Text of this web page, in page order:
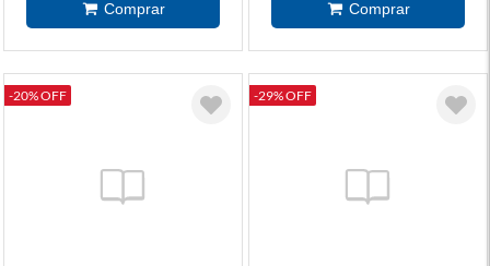
-20% OFF -29% OFF